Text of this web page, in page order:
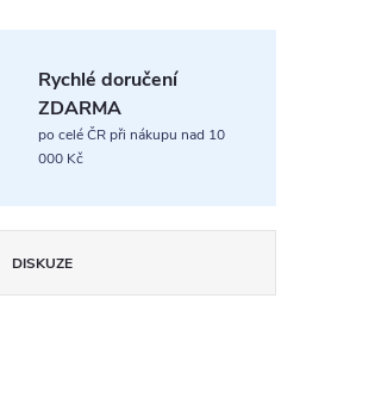
Rychlé doručení
ZDARMA
po celé ČR při nákupu nad 10
000 Kč
DISKUZE